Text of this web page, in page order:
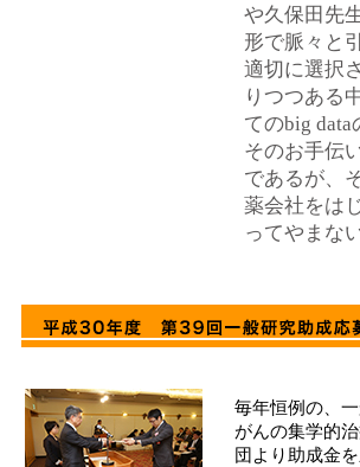
や久保田先
形で脈々と
適切に選択
りつつある
てのbig
そのお手伝
であるが、
薬会社をは
ってやまな
毎年恒例の、
がんの集学的
団より助成金